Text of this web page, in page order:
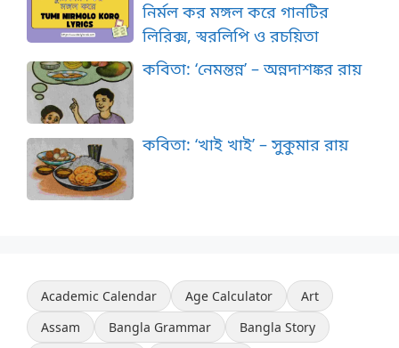
নির্মল কর মঙ্গল করে গানটির
লিরিক্স, স্বরলিপি ও রচয়িতা
কবিতা: ‘নেমন্তন্ন’ – অন্নদাশঙ্কর রায়
কবিতা: ‘খাই খাই’ – সুকুমার রায়
Academic Calendar Age Calculator
Art
Assam
Bangla Grammar
Bangla Story